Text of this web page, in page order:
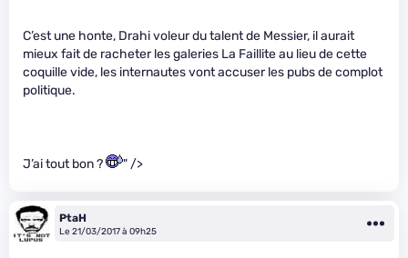
C’est une honte, Drahi voleur du talent de Messier, il aurait
mieux fait de racheter les galeries La Faillite au lieu de cette
coquille vide, les internautes vont accuser les pubs de complot
politique.
J’ai tout bon ? " />
PtaH
Le 21/03/2017 à 09h25